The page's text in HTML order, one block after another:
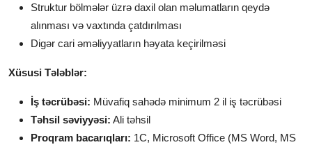
Struktur bölmələr üzrə daxil olan məlumatların qeydə
alınması və vaxtında çatdırılması
Digər cari əməliyyatların həyata keçirilməsi
Xüsusi Tələblər:
İş təcrübəsi: Müvafiq sahədə minimum 2 il iş təcrübəsi
Təhsil səviyyəsi: Ali təhsil
Proqram bacarıqları: 1C, Microsoft Office (MS Word, MS